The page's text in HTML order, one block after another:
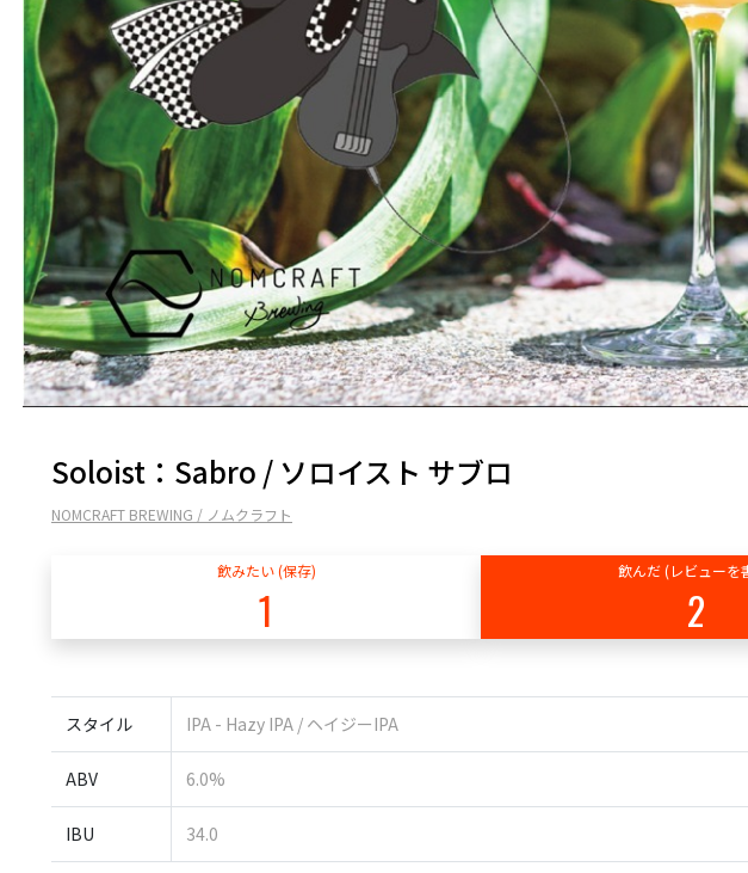
Soloist：Sabro / ソロイスト サブロ
NOMCRAFT BREWING / ノムクラフト
飲みたい (保存)
1
飲んだ (レビューを
2
スタイル IPA - Hazy IPA / ヘイジーIPA
ABV 6.0%
IBU 34.0